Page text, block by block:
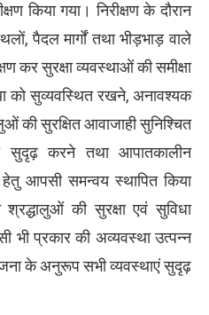
किया गया। निरीक्षण के दौरान
पैदल मार्गों तथा भीड़भाड़ वाले
कर सुरक्षा व्यवस्थाओं की समीक्षा
को सुव्यवस्थित रखने, अनावश्यक
की सुरक्षित आवाजाही सुनिश्चित
सुदृढ़ करने तथा आपातकालीन
हेतु आपसी समन्वय स्थापित किया
की सुरक्षा एवं सुविधा
भी प्रकार की अव्यवस्था उत्पन्न
के अनुरूप सभी व्यवस्थाएं सुदृढ़